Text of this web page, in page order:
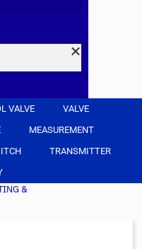
VALVE
VALVE
MEASUREMENT
TRANSMITTER
&